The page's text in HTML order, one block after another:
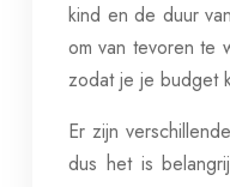
kind en de duur
om van tevoren te
zodat je je budget
Er zijn
dus het is